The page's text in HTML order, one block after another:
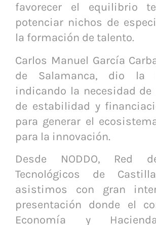
favorecer el equilibrio
potenciar nichos de
la formación de talento.
Carlos Manuel García
de Salamanca, dio la
indicando la necesidad de
de estabilidad y
para generar el
para la innovación.
Desde NODDO, Red
Tecnológicos de
asistimos con gran
presentación donde el
Economía y